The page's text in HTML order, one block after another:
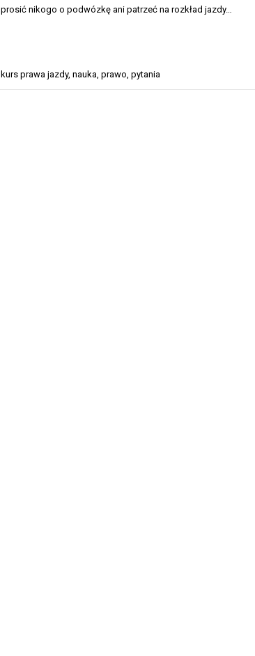
prosić nikogo o podwózkę ani patrzeć na rozkład jazdy…
kurs prawa jazdy, nauka prawo pytania